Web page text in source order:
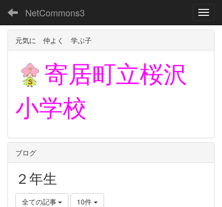
NetCommons3
元気に 仲よく 学ぶ子
寄居町立桜沢
小学校
ブログ
２年生
全ての記事 10件